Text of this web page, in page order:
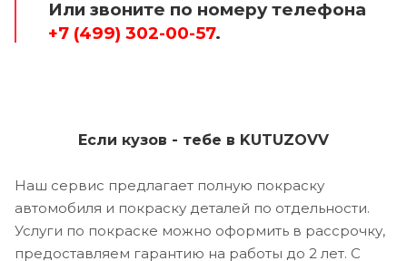
Или звоните по номеру телефона
+7 (499) 302-00-57.
Если кузов - тебе в KUTUZOVV
Наш сервис предлагает полную покраску
автомобиля и покраску деталей по отдельности.
Услуги по покраске можно оформить в рассрочку,
предоставляем гарантию на работы до 2 лет. С